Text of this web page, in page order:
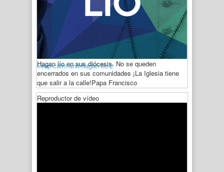
keep-calm-and-hagan-lio-2
Hagan lío en sus diócesis. No se queden
encerrados en sus comunidades ¡La Iglesia tiene
que salir a la calle!Papa Francisco
Reproductor de vídeo